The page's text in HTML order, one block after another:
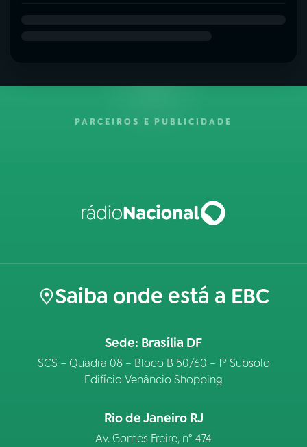
PARCEIROS E PUBLICIDADE
Saiba onde está a EBC
Sede: Brasília DF
SCS – Quadra 08 – Bloco B 50/60 – 1º Subsolo
Edifício Venâncio Shopping
Rio de Janeiro RJ
Av. Gomes Freire, n° 474